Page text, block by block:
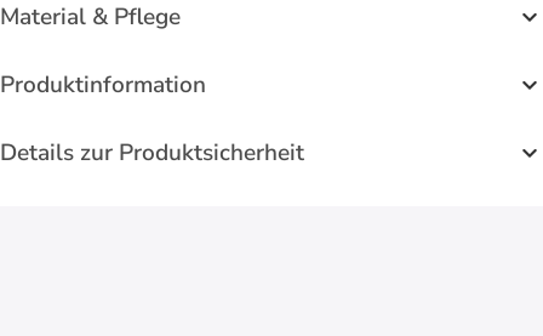
Material & Pflege
Produktinformation
Details zur Produktsicherheit